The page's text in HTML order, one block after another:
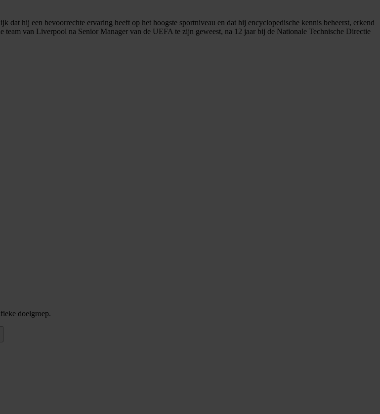
dat hij een bevoorrechte ervaring heeft op het hoogste sportniveau en dat hij encyclopedische kennis beheerst, erkend
van Liverpool na Senior Manager van de UEFA te zijn geweest, na 12 jaar bij de Nationale Technische Directie
doelgroep.